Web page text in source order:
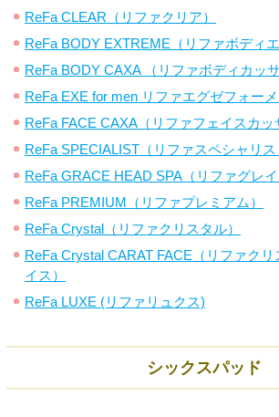
ReFa CLEAR（リファクリア）
ReFa BODY EXTREME（リファボディ
ReFa BODY CAXA （リファボディカッサ
ReFa EXE for men リファエグゼフォー
ReFa FACE CAXA（リファフェイスカッ
ReFa SPECIALIST（リファスペシャリス
ReFa GRACE HEAD SPA（リファグレイ
ReFa PREMIUM（リファプレミアム）
ReFa Crystal（リファクリスタル）
ReFa Crystal CARAT FACE（リファクリ
イス）
ReFa LUXE (リファリュクス)
シックスパッド